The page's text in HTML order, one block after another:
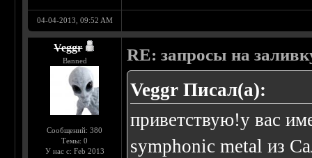
04-04-2013, 09:52 AM
Veggr
Banned
Сообщений: 380
Темы: 0
У нас с: Feb 2013
RE: запросы на
Veggr Писал(а):
приветствую!у вас
symphonic metal из